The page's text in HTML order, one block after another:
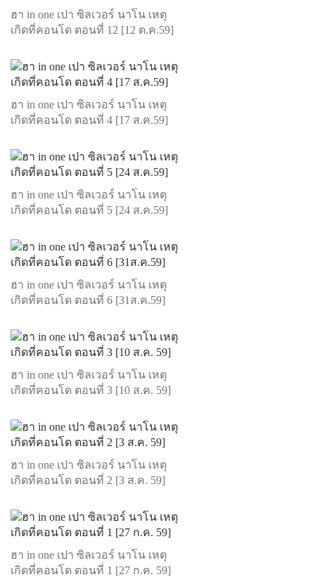
ฮา in one เปา ซิลเวอร์ นาโน เหตุ
เกิดที่คอนโด ตอนที่ 12 [12 ต.ค.59]
ฮา in one เปา ซิลเวอร์ นาโน เหตุ
เกิดที่คอนโด ตอนที่ 4 [17 ส.ค.59]
ฮา in one เปา ซิลเวอร์ นาโน เหตุ
เกิดที่คอนโด ตอนที่ 5 [24 ส.ค.59]
ฮา in one เปา ซิลเวอร์ นาโน เหตุ
เกิดที่คอนโด ตอนที่ 6 [31ส.ค.59]
ฮา in one เปา ซิลเวอร์ นาโน เหตุ
เกิดที่คอนโด ตอนที่ 3 [10 ส.ค. 59]
ฮา in one เปา ซิลเวอร์ นาโน เหตุ
เกิดที่คอนโด ตอนที่ 2 [3 ส.ค. 59]
ฮา in one เปา ซิลเวอร์ นาโน เหตุ
เกิดที่คอนโด ตอนที่ 1 [27 ก.ค. 59]